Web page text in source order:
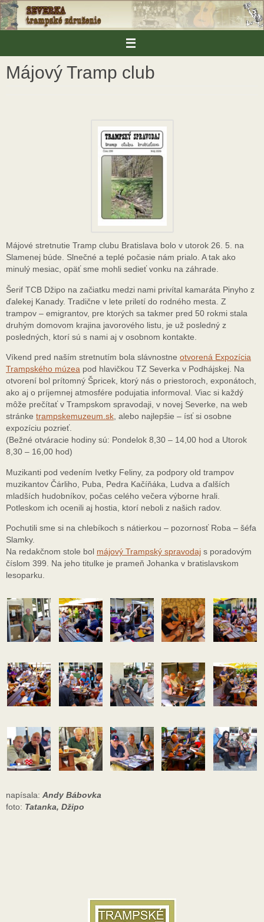
Skip
to
content
Májový Tramp club
Májové stretnutie Tramp clubu Bratislava bolo v utorok 26. 5. na
Slamenej búde. Slnečné a teplé počasie nám prialo. A tak ako
minulý mesiac, opäť sme mohli sedieť vonku na záhrade.
Šerif TCB Džipo na začiatku medzi nami privítal kamaráta Pinyho z
ďalekej Kanady. Tradične v lete priletí do rodného mesta. Z
trampov – emigrantov, pre ktorých sa takmer pred 50 rokmi stala
druhým domovom krajina javorového listu, je už posledný z
posledných, ktorí sú s nami aj v osobnom kontakte.
Víkend pred naším stretnutím bola slávnostne otvorená Expozícia
Trampského múzea pod hlavičkou TZ Severka v Podhájskej. Na
otvorení bol prítomný Špricek, ktorý nás o priestoroch, exponátoch,
ako aj o príjemnej atmosfére podujatia informoval. Viac si každý
môže prečítať v Trampskom spravodaji, v novej Severke, na web
stránke trampskemuzeum.sk, alebo najlepšie – ísť si osobne
expozíciu pozrieť.
(Bežné otváracie hodiny sú: Pondelok 8,30 – 14,00 hod a Utorok
8,30 – 16,00 hod)
Muzikanti pod vedením Ivetky Feliny, za podpory old trampov
muzikantov Čárliho, Puba, Pedra Kačíňáka, Ludva a ďalších
mladších hudobníkov, počas celého večera výborne hrali.
Potleskom ich ocenili aj hostia, ktorí neboli z našich radov.
Pochutili sme si na chlebíkoch s nátierkou – pozornosť Roba – šéfa
Slamky.
Na redakčnom stole bol májový Trampský spravodaj s poradovým
číslom 399. Na jeho titulke je prameň Johanka v bratislavskom
lesoparku.
napísala: Andy Bábovka
foto: Tatanka, Džipo